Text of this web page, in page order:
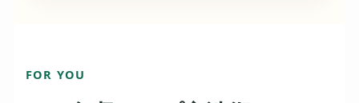
FOR YOU